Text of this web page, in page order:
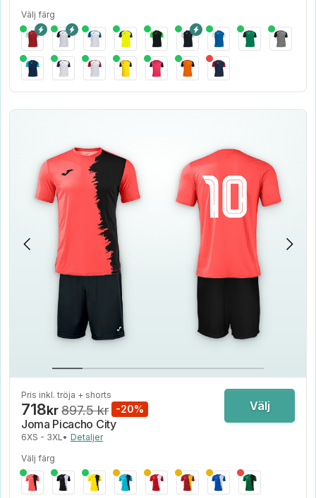
Välj färg
Pris inkl. tröja + shorts
718kr897.5 kr -20%
Joma Picacho City
6XS - 3XL• Detaljer
Välj
Välj färg